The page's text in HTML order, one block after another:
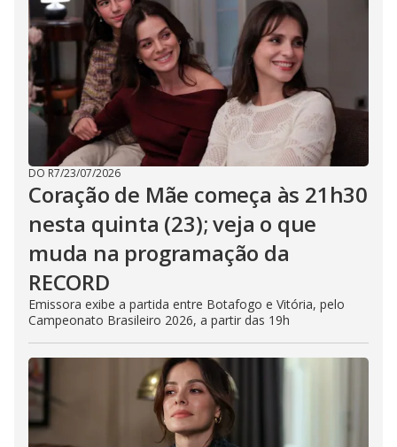
DO R7/23/07/2026
Coração de Mãe começa às 21h30
nesta quinta (23); veja o que
muda na programação da
RECORD
Emissora exibe a partida entre Botafogo e Vitória, pelo
Campeonato Brasileiro 2026, a partir das 19h